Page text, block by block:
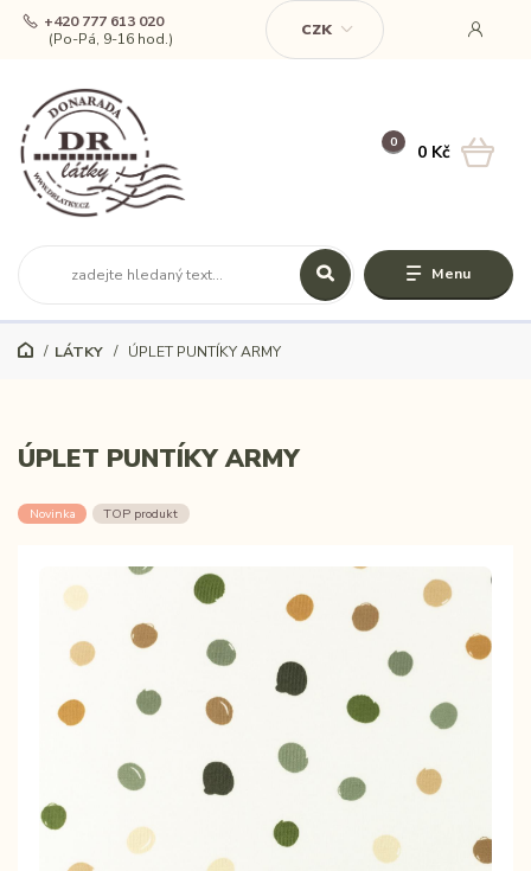
Menu
CZK
+420 777 613 020
(Po-Pá, 9-16 hod.)
0 0 Kč
LÁTKY ÚPLET PUNTÍKY ARMY
ÚPLET PUNTÍKY ARMY
Novinka TOP produkt